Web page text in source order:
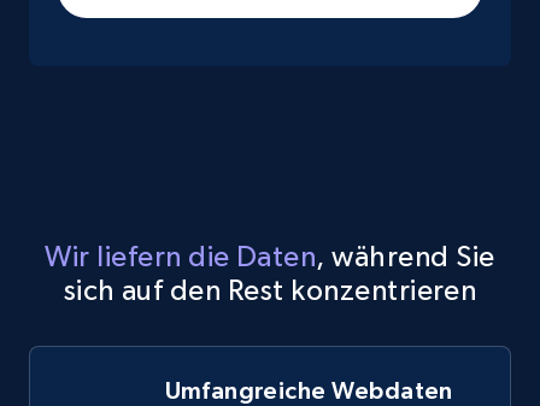
Wir liefern die Daten, während Sie
sich auf den Rest konzentrieren
Umfangreiche Webdaten